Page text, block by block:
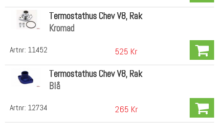
Artnr: 11452
Termostathus Chev V8, Rak
Kromad
525 Kr
Artnr: 12734
Termostathus Chev V8, Rak
Blå
265 Kr